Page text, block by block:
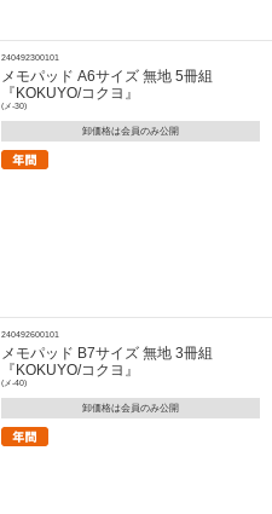
240492300101
メモパッド A6サイズ 無地 5冊組
『KOKUYO/コクヨ』
(メ-30)
卸価格は会員のみ公開
240492600101
メモパッド B7サイズ 無地 3冊組
『KOKUYO/コクヨ』
(メ-40)
卸価格は会員のみ公開